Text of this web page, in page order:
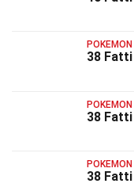
POKEMON
38
POKEMON
38
POKEMON
38